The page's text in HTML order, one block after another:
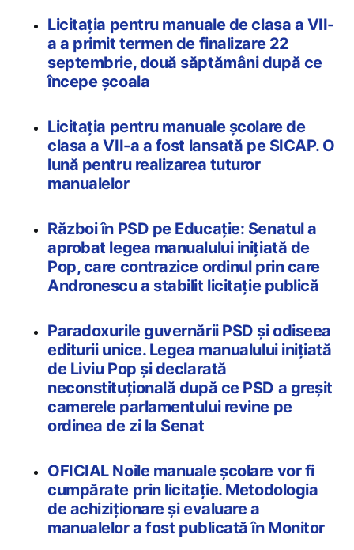
Licitația pentru manuale de clasa a VII-
a a primit termen de finalizare 22
septembrie, două săptămâni după ce
începe școala
Licitația pentru manuale școlare de
clasa a VII-a a fost lansată pe SICAP. O
lună pentru realizarea tuturor
manualelor
Război în PSD pe Educație: Senatul a
aprobat legea manualului inițiată de
Pop, care contrazice ordinul prin care
Andronescu a stabilit licitație publică
Paradoxurile guvernării PSD și odiseea
editurii unice. Legea manualului inițiată
de Liviu Pop și declarată
neconstituțională după ce PSD a greșit
camerele parlamentului revine pe
ordinea de zi la Senat
OFICIAL Noile manuale școlare vor fi
cumpărate prin licitație. Metodologia
de achiziționare și evaluare a
manualelor a fost publicată în Monitor